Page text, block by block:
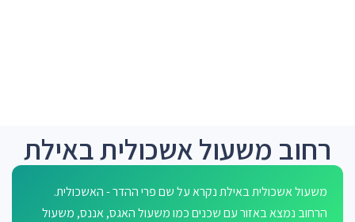
רחוב משעול אשכולית באילת
משעול אשכולית באילת נקרא על שם פרי ההדר - האשכולית.
הרחוב נמצא באזור עם שכנים כמו משעול האגס, אננס, משעול